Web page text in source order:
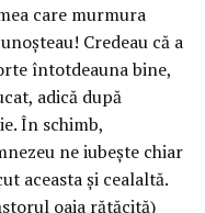
care murmura
Credeau că a
întotdeauna bine,
adică după
În schimb,
ne iubeşte chiar
aceasta şi cealaltă.
oaia rătăcită)